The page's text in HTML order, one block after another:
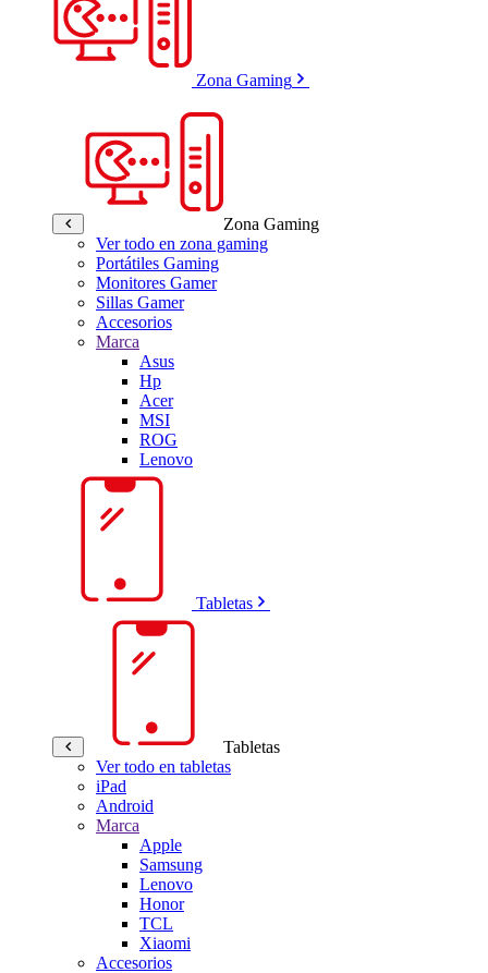
Zona Gaming
Zona Gaming
Ver todo en zona gaming
Portátiles Gaming
Monitores Gamer
Sillas Gamer
Accesorios
Marca
Asus
Hp
Acer
MSI
ROG
Lenovo
Tabletas
Tabletas
Ver todo en tabletas
iPad
Android
Marca
Apple
Samsung
Lenovo
Honor
TCL
Xiaomi
Accesorios